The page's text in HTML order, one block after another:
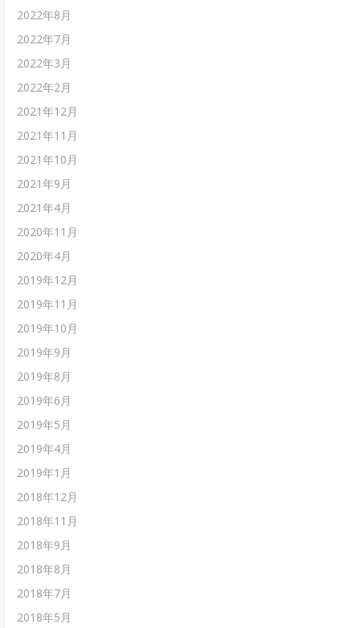
2022年8月
2022年7月
2022年3月
2022年2月
2021年12月
2021年11月
2021年10月
2021年9月
2021年4月
2020年11月
2020年4月
2019年12月
2019年11月
2019年10月
2019年9月
2019年8月
2019年6月
2019年5月
2019年4月
2019年1月
2018年12月
2018年11月
2018年9月
2018年8月
2018年7月
2018年5月